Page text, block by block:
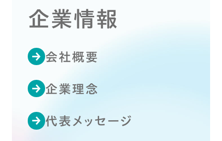
企業情報
会社概要
企業理念
代表メッセージ